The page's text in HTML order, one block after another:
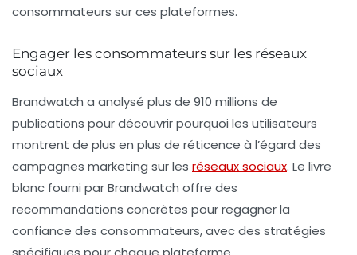
consommateurs sur ces plateformes.
Engager les consommateurs sur les réseaux
sociaux
Brandwatch a analysé plus de 910 millions de
publications pour découvrir pourquoi les utilisateurs
montrent de plus en plus de réticence à l’égard des
campagnes marketing sur les réseaux sociaux. Le livre
blanc fourni par Brandwatch offre des
recommandations concrètes pour regagner la
confiance des consommateurs, avec des stratégies